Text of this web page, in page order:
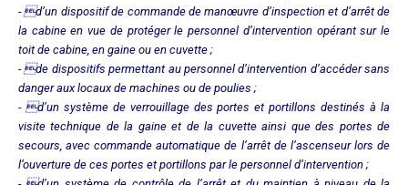
- d’un dispositif de commande de manœuvre d’inspection et d’arrêt de
la cabine en vue de protéger le personnel d’intervention opérant sur le
toit de cabine, en gaine ou en cuvette ;
- de dispositifs permettant au personnel d’intervention d’accéder sans
danger aux locaux de machines ou de poulies ;
- d’un système de verrouillage des portes et portillons destinés à la
visite technique de la gaine et de la cuvette ainsi que des portes de
secours, avec commande automatique de l’arrêt de l’ascenseur lors de
l’ouverture de ces portes et portillons par le personnel d’intervention ;